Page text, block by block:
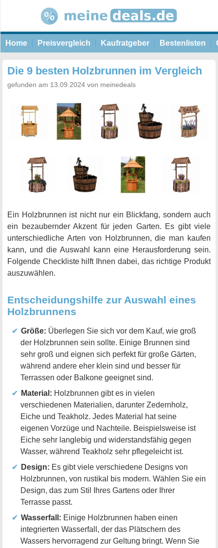
Home Preisvergleich Kaufratgeber Bestenlisten
Die 9 besten Holzbrunnen im Vergleich
gefunden am 13.09.2024 von meinedeals
Ein Holzbrunnen ist nicht nur ein Blickfang, sondern auch
ein bezaubernder Akzent für jeden Garten. Es gibt viele
unterschiedliche Arten von Holzbrunnen, die man kaufen
kann, und die Auswahl kann eine Herausforderung sein.
Folgende Checkliste hilft Ihnen dabei, das richtige Produkt
auszuwählen.
Entscheidungshilfe zur Auswahl eines
Holzbrunnens
Größe: Überlegen Sie sich vor dem Kauf, wie groß
der Holzbrunnen sein sollte. Einige Brunnen sind
sehr groß und eignen sich perfekt für große Gärten,
während andere eher klein sind und besser für
Terrassen oder Balkone geeignet sind.
Material: Holzbrunnen gibt es in vielen
verschiedenen Materialien, darunter Zedernholz,
Eiche und Teakholz. Jedes Material hat seine
eigenen Vorzüge und Nachteile. Beispielsweise ist
Eiche sehr langlebig und widerstandsfähig gegen
Wasser, während Teakholz sehr pflegeleicht ist.
Design: Es gibt viele verschiedene Designs von
Holzbrunnen, von rustikal bis modern. Wählen Sie ein
Design, das zum Stil Ihres Gartens oder Ihrer
Terrasse passt.
Wasserfall: Einige Holzbrunnen haben einen
integrierten Wasserfall, der das Plätschern des
Wassers hervorragend zur Geltung bringt. Wenn Sie